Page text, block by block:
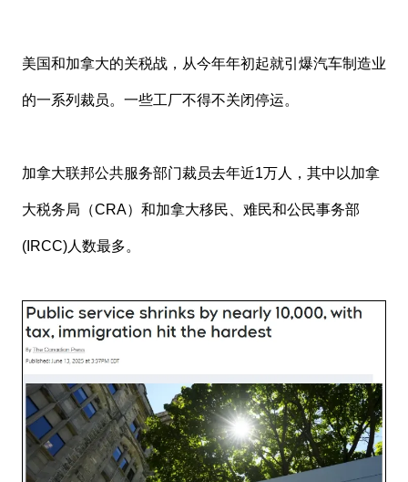
美国和加拿大的关税战，从今年年初起就引爆汽车制造业
的一系列裁员。一些工厂不得不关闭停运。
加拿大联邦公共服务部门裁员去年近1万人，其中以加拿
大税务局（CRA）和加拿大移民、难民和公民事务部
(IRCC)人数最多。